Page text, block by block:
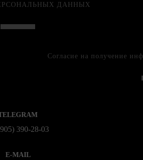
ДАННЫХ
Согласие на получение
390-28-03
E-MAIL